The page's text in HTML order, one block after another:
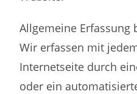
Allgemeine Erfassung
Wir erfassen mit
Internetseite durch
oder ein